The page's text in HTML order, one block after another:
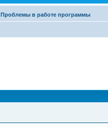
Проблемы в работе программы